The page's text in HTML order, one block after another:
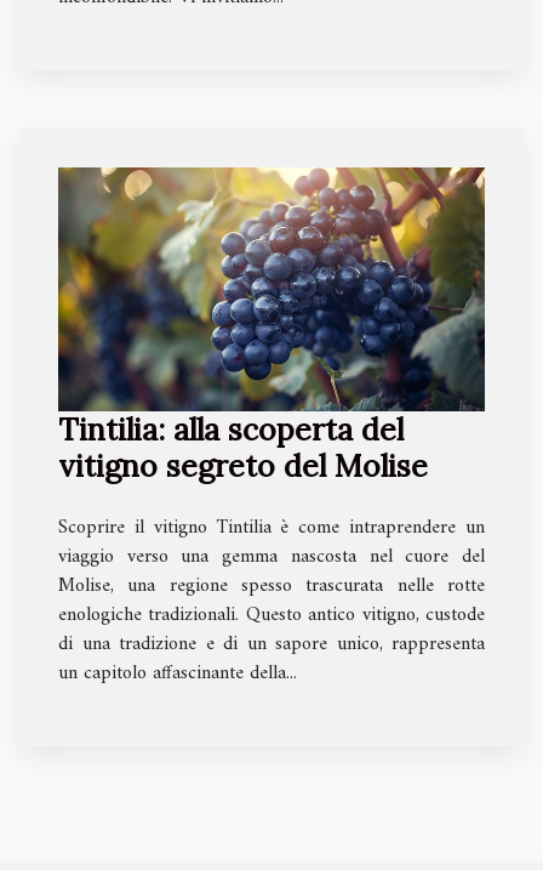
Tintilia: alla scoperta del
vitigno segreto del Molise
Scoprire il vitigno Tintilia è come intraprendere un
viaggio verso una gemma nascosta nel cuore del
Molise, una regione spesso trascurata nelle rotte
enologiche tradizionali. Questo antico vitigno, custode
di una tradizione e di un sapore unico, rappresenta
un capitolo affascinante della...